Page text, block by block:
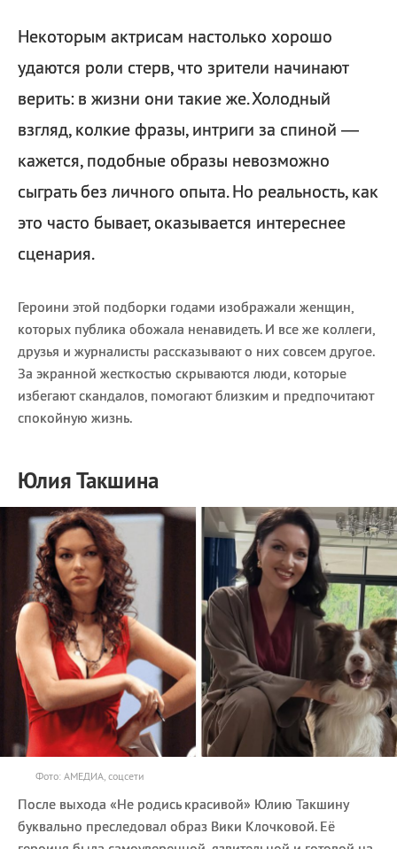
Некоторым актрисам настолько хорошо
удаются роли стерв, что зрители начинают
верить: в жизни они такие же. Холодный
взгляд, колкие фразы, интриги за спиной —
кажется, подобные образы невозможно
сыграть без личного опыта. Но реальность, как
это часто бывает, оказывается интереснее
сценария.
Героини этой подборки годами изображали женщин,
которых публика обожала ненавидеть. И все же коллеги,
друзья и журналисты рассказывают о них совсем другое.
За экранной жесткостью скрываются люди, которые
избегают скандалов, помогают близким и предпочитают
спокойную жизнь.
Юлия Такшина
Фото: АМЕДИА, соцсети
После выхода «Не родись красивой» Юлию Такшину
буквально преследовал образ Вики Клочковой. Её